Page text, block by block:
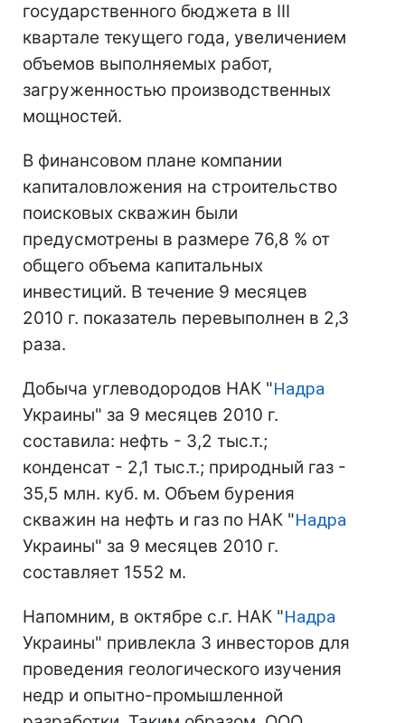
государственного бюджета в III
квартале текущего года, увеличением
объемов выполняемых работ,
загруженностью производственных
мощностей.
В финансовом плане компании
капиталовложения на строительство
поисковых скважин были
предусмотрены в размере 76,8 % от
общего объема капитальных
инвестиций. В течение 9 месяцев
2010 г. показатель перевыполнен в 2,3
раза.
Добыча углеводородов НАК "Надра
Украины" за 9 месяцев 2010 г.
составила: нефть - 3,2 тыс.т.;
конденсат - 2,1 тыс.т.; природный газ -
35,5 млн. куб. м. Объем бурения
скважин на нефть и газ по НАК "Надра
Украины" за 9 месяцев 2010 г.
составляет 1552 м.
Напомним, в октябре с.г. НАК "Надра
Украины" привлекла 3 инвесторов для
проведения геологического изучения
недр и опытно-промышленной